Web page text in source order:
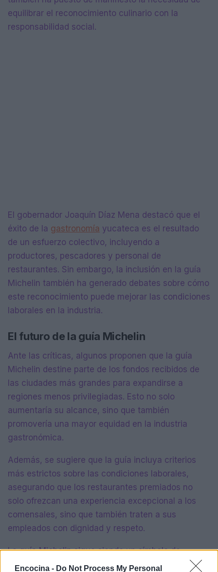
Encocina - Do Not Process My Personal
equilibrar el reconocimiento culinario con la
responsabilidad social.
El gobernador Joaquín Díaz Mena destacó que el
éxito de la gastronomía yucateca es el resultado
de un esfuerzo colectivo, incluyendo a
productores, pescadores y personal de
restaurantes. Sin embargo, la inclusión en la guía
Michelin también ha generado debates sobre cómo
este reconocimiento puede mejorar las condiciones
laborales en la industria.
El futuro de la guía Michelin
Ante las críticas, algunos proponen que la guía
Michelin destine parte de los fondos recibidos de
las ciudades más grandes para expandirse a
regiones menos privilegiadas. Esto no solo
aumentaría su alcance, sino que también
promovería una mayor equidad en la industria
gastronómica.
Además, se sugiere que la guía incluya criterios
más estrictos sobre las condiciones laborales,
asegurando que los restaurantes premiados no
solo ofrezcan una experiencia excepcional a los
comensales, sino que también traten a sus
empleados con dignidad y respeto.
La guía Michelin sigue siendo un símbolo de
excelencia culinaria, pero su futuro dependerá de